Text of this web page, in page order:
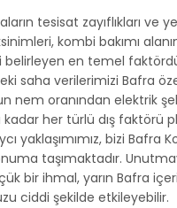
tesisat zayıflıkları ve
kombi bakımı
belirleyen en temel
saha verilerimizi Bafra
nem oranından elektrik
her türlü dış faktörü
yaklaşımımız, bizi Bafra
taşımaktadır.
bir ihmal, yarın Bafra
ciddi şekilde etkileyebilir.